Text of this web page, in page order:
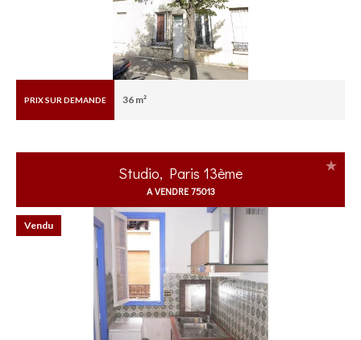
PRIX SUR DEMANDE 36 m²
Studio, Paris 13ème
A VENDRE 75013
Vendu